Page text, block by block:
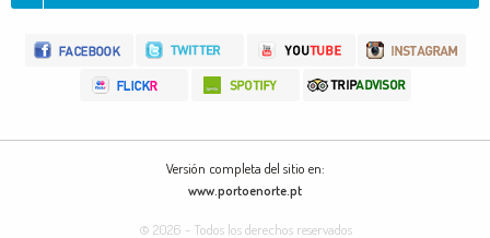
Versión completa del sitio en:
www.portoenorte.pt
© 2026 - Todos los derechos reservados